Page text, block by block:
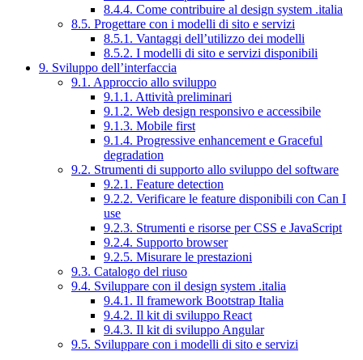
8.4.4. Come contribuire al design system .italia
8.5. Progettare con i modelli di sito e servizi
8.5.1. Vantaggi dell’utilizzo dei modelli
8.5.2. I modelli di sito e servizi disponibili
9. Sviluppo dell’interfaccia
9.1. Approccio allo sviluppo
9.1.1. Attività preliminari
9.1.2. Web design responsivo e accessibile
9.1.3. Mobile first
9.1.4. Progressive enhancement e Graceful
degradation
9.2. Strumenti di supporto allo sviluppo del software
9.2.1. Feature detection
9.2.2. Verificare le feature disponibili con Can I
use
9.2.3. Strumenti e risorse per CSS e JavaScript
9.2.4. Supporto browser
9.2.5. Misurare le prestazioni
9.3. Catalogo del riuso
9.4. Sviluppare con il design system .italia
9.4.1. Il framework Bootstrap Italia
9.4.2. Il kit di sviluppo React
9.4.3. Il kit di sviluppo Angular
9.5. Sviluppare con i modelli di sito e servizi